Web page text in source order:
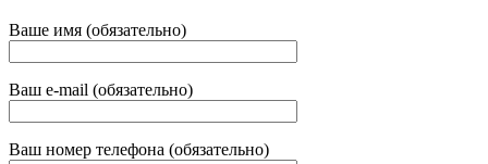
Ваше имя (обязательно)
Ваш e-mail (обязательно)
Ваш номер телефона (обязательно)